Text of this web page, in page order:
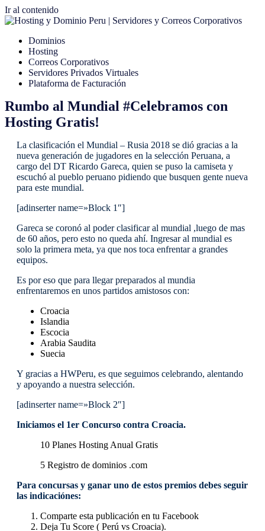
Ir al contenido
Dominios
Hosting
Correos Corporativos
Servidores Privados Virtuales
Plataforma de Facturación
Rumbo al Mundial #Celebramos con
Hosting Gratis!
La clasificación el Mundial – Rusia 2018 se dió gracias a la
nueva generación de jugadores en la selección Peruana, a
cargo del DT Ricardo Gareca, quien se puso la camiseta y
escuchó al pueblo peruano pidiendo que busquen gente nueva
para este mundial.
[adinserter name=»Block 1″]
Gareca se coronó al poder clasificar al mundial ,luego de mas
de 60 años, pero esto no queda ahí. Ingresar al mundial es
solo la primera meta, ya que nos toca enfrentar a grandes
equipos.
Es por eso que para llegar preparados al mundia
enfrentaremos en unos partidos amistosos con:
Croacia
Islandia
Escocia
Arabia Saudita
Suecia
Y gracias a HWPeru, es que seguimos celebrando, alentando
y apoyando a nuestra selección.
[adinserter name=»Block 2″]
Iniciamos el 1er Concurso contra Croacia.
10 Planes Hosting Anual Gratis
5 Registro de dominios .com
Para concursas y ganar uno de estos premios debes seguir
las indicaciónes:
Comparte esta publicación en tu Facebook
Deja Tu Score ( Perú vs Croacia).